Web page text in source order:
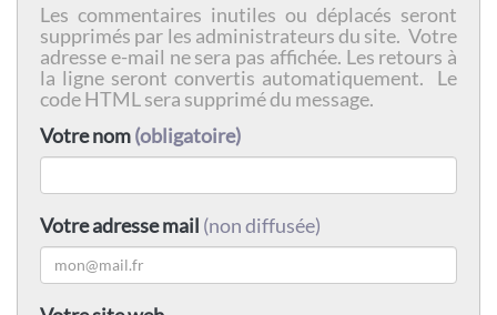
Les commentaires inutiles ou déplacés seront
supprimés par les administrateurs du site. Votre
adresse e-mail ne sera pas affichée. Les retours à
la ligne seront convertis automatiquement. Le
code HTML sera supprimé du message.
Votre nom(obligatoire)
Votre adresse mail (non diffusée)